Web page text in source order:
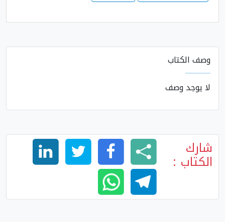
وصف الكتاب
لا يوجد وصف
شارك
الكتاب :